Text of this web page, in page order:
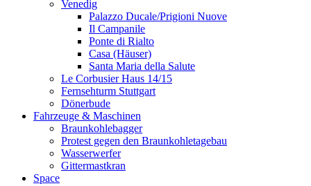
Venedig
Palazzo Ducale/Prigioni Nuove
Il Campanile
Ponte di Rialto
Casa (Häuser)
Santa Maria della Salute
Le Corbusier Haus 14/15
Fernsehturm Stuttgart
Dönerbude
Fahrzeuge & Maschinen
Braunkohlebagger
Protest gegen den Braunkohletagebau
Wasserwerfer
Gittermastkran
Space